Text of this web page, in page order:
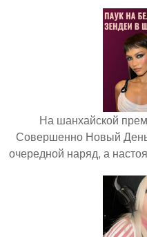
На шанхайской
Совершенно Новый
очередной наряд, а